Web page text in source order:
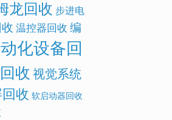
龙回收 步进电
温控器回收 编
化设备回
收视觉系统
收 软启动器回收